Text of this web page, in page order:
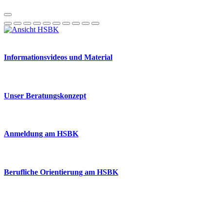
Informationsvideos und Material
Unser Beratungskonzept
Anmeldung am HSBK
Berufliche Orientierung am HSBK